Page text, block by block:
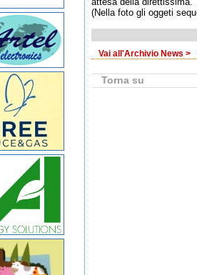
(Nella foto gli oggeti
Vai all'Archivio News >
Torna su